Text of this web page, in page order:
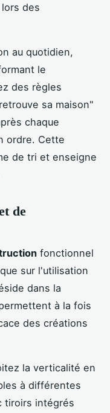
des
au quotidien,
le
des règles
sa maison"
chaque
ordre. Cette
de tri et enseigne
de
fonctionnel
sur l'utilisation
dans la
à la fois
des créations
la verticalité en
à différentes
tiroirs intégrés